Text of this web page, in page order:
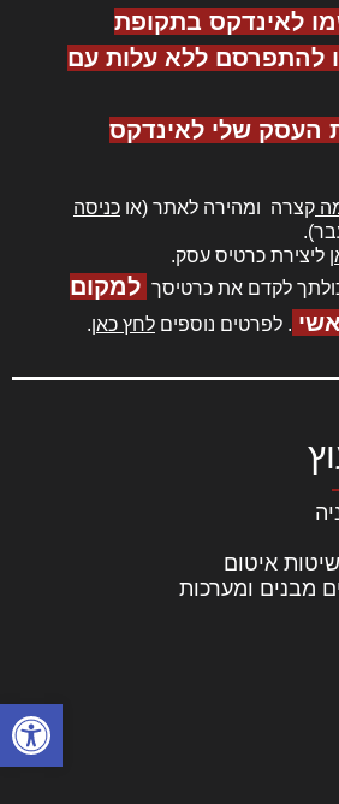
פתח
לאינדקס בתקופת
להתפרסם ללא עלות עם
העסק שלי לאינדקס
קצרה ומהירה לאתר (או כניסה
ליצירת כרטיס עסק.
לקדם את כרטיסך למקום
. לפרטים נוספים לחץ כאן.
איטום
מבנים ומערכות